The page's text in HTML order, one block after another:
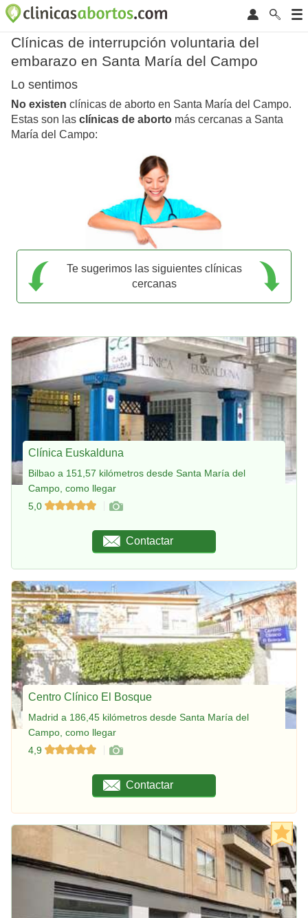
Clínicas de interrupción voluntaria del
embarazo en Santa María del Campo
Lo sentimos
No existen clínicas de aborto en Santa María del Campo.
Estas son las clínicas de aborto más cercanas a Santa
María del Campo:
Te sugerimos las siguientes clínicas
cercanas
Clínica Euskalduna
Bilbao a 151,57 kilómetros desde Santa María del
Campo, como llegar
5,0
Contactar
Centro Clínico El Bosque
Madrid a 186,45 kilómetros desde Santa María del
Campo, como llegar
4,9
Contactar